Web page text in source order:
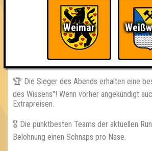
👨‍👩‍👧‍👦 Euer Team darf maximal aus 10
== GEWINNE ==
📈 Jedes teilnehmende Team erhält einen
Platz in unserer Highscore-Tabelle auf
🏆 Die Sieger des Abends erhalten eine
des Wissens"! Wenn vorher angekündigt
Extrapreisen.
🎖 Die punktbesten Teams der aktuellen
Belohnung einen Schnaps pro Nase.
Weimar